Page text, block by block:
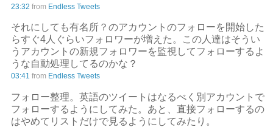
23:32 from Endless Tweets
それにしても有名所？のアカウントのフォローを開始した
らすぐ4人ぐらいフォロワーが増えた。この人達はそうい
うアカウントの新規フォロワーを監視してフォローするよ
うな自動処理してるのかな？
03:41 from Endless Tweets
フォロー整理。英語のツイートはなるべく別アカウントで
フォローするようにしてみた。あと、直接フォローするの
はやめてリストだけで見るようにしてみたり。